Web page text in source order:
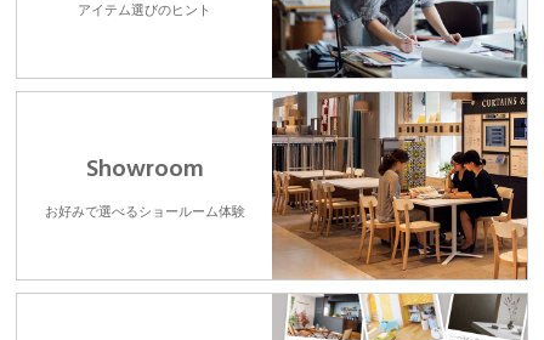
アイテム選びのヒント
Showroom
お好みで選べるショールーム体験